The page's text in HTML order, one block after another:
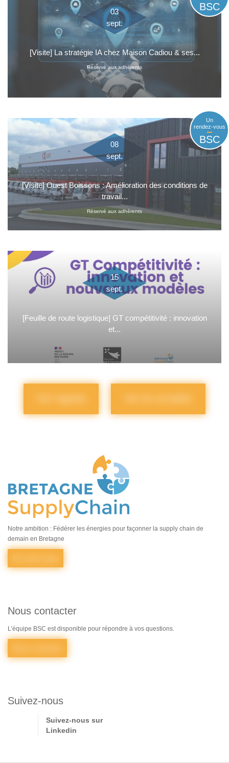
03
sept.
BSC
[Visite] La stratégie IA chez Maison Cadiou & ses...
Réservé aux adhérents
08
sept.
Un
rendez-vous
BSC
[Visite] Ouest Boissons : Amélioration des conditions de
travail...
Réservé aux adhérents
15
sept.
[Feuille de route logistique] GT compétitivité : innovation
et...
Notre ambition : Fédérer les énergies pour façonner la supply chain de
demain en Bretagne
Nous contacter
L’équipe BSC est disponible pour répondre à vos questions.
Suivez-nous
Suivez-nous sur
Linkedin